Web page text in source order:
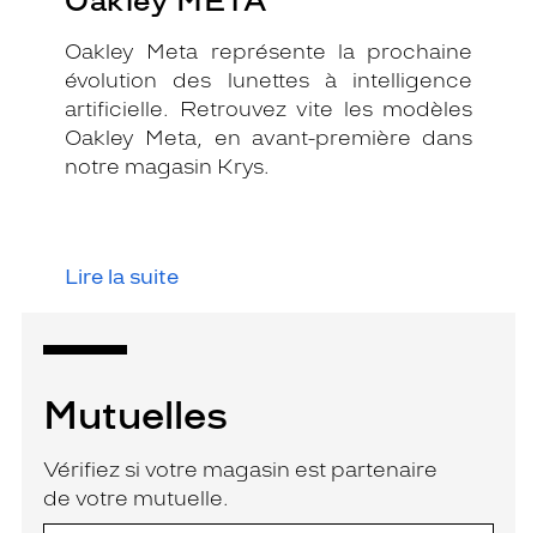
Oakley Meta représente la prochaine
évolution des lunettes à intelligence
artificielle. Retrouvez vite les modèles
Oakley Meta, en avant-première dans
notre magasin Krys.
Lire la suite
Mutuelles
Vérifiez si votre magasin est partenaire
de votre mutuelle.